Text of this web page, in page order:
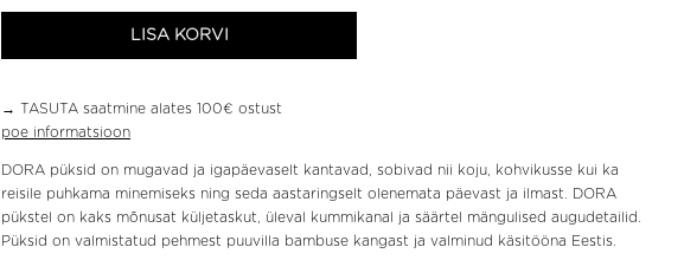
LISA KORVI
→ TASUTA saatmine alates 100€ ostust
poe informatsioon
DORA püksid on mugavad ja igapäevaselt kantavad, sobivad nii koju, kohvikusse kui ka
reisile puhkama minemiseks ning seda aastaringselt olenemata päevast ja ilmast. DORA
pükstel on kaks mõnusat küljetaskut, üleval kummikanal ja säärtel mängulised augudetailid.
Püksid on valmistatud pehmest puuvilla bambuse kangast ja valminud käsitööna Eestis.